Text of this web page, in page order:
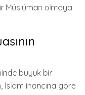
Müslüman olmaya
büyük bir
İslam inancına göre